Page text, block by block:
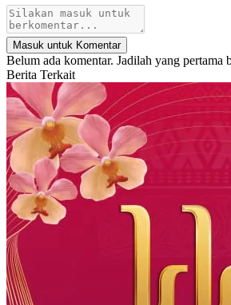
Masuk untuk Komentar
Belum ada komentar. Jadilah yang pertama
Berita Terkait